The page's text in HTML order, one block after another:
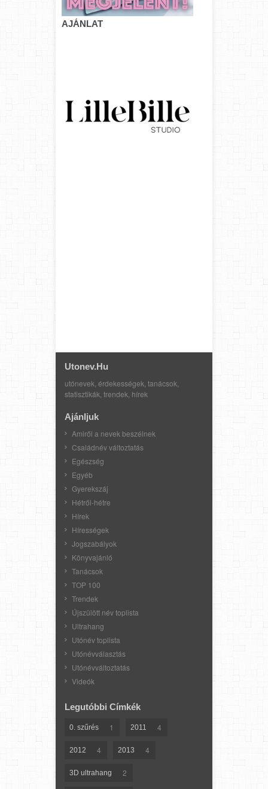
AJÁNLAT
Utonev.hu
utónevek, érdekességek, tanácsok,
statisztikák, trendek, hírek
Ajánljuk
Amiről a nevek beszélnek
Családnév változtatás
Egészség
Egyéb
Gyerekszáj
Hétről-hétre
Hírek
Hírességek
Jogszabályok
Könyvajánló
Tanácsok
TOP 100
Trendek
Újszülött név toplista
Ultrahang
Utónév toplista
Utónévválasztás
Utónévváltoztatás
Videók
Legutóbbi Címkék
0. szűrés 1 2011 4
2012 4 2013 4
3D ultrahang 2